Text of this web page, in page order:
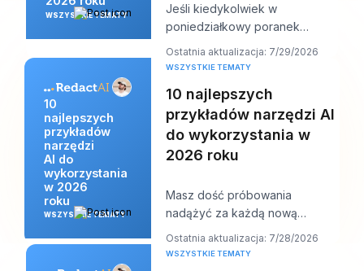
WSZYSTKIE TEMATY
Jeśli kiedykolwiek w
poniedziałkowy poranek
otworzyłeś jednego laptopa i
zobaczyłeś dwanaście logowa
Ostatnia aktualizacja: 7/29/2026
10
najlepszych
przykładów
narzędzi
AI do
wykorzystania
w 2026
roku
WSZYSTKIE TEMATY
WSZYSTKIE TEMATY
10 najlepszych
przykładów narzędzi AI
do wykorzystania w
2026 roku
Masz dość próbowania
nadążyć za każdą nową
premierą AI, a jednocześnie
musisz do południa wrzucić na
Ostatnia aktualizacja: 7/28/2026
WSZYSTKIE TEMATY